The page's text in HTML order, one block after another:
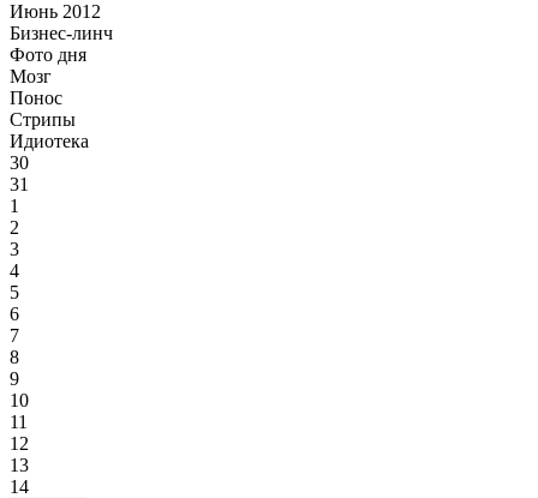
Июнь 2012
Бизнес-линч
Фото дня
Мозг
Понос
Стрипы
Идиотека
30
31
1
2
3
4
5
6
7
8
9
10
11
12
13
14